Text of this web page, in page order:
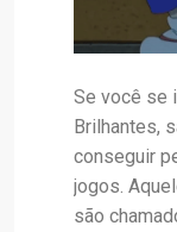
Se você se
Brilhantes,
conseguir
jogos.
são